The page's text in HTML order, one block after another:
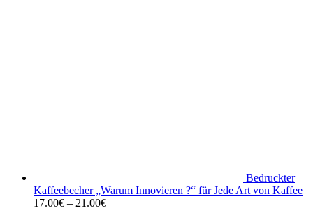
Bedruckter
Kaffeebecher „Warum Innovieren ?“ für Jede Art von Kaffee
17.00€ – 21.00€